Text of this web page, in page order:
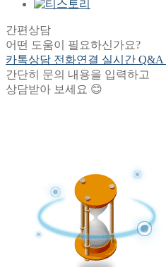
간편상담
어떤 도움이 필요하신가요?
카톡상담 전화연결 실시간 Q&A
간단히 문의 내용을 입력하고
상담받아 보세요 😊